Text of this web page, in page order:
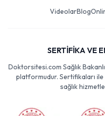
VideolarBlog
SERTİFİKA VE
Doktorsitesi.com Sağlık
platformudur. Sertifikaları ile
sağlık